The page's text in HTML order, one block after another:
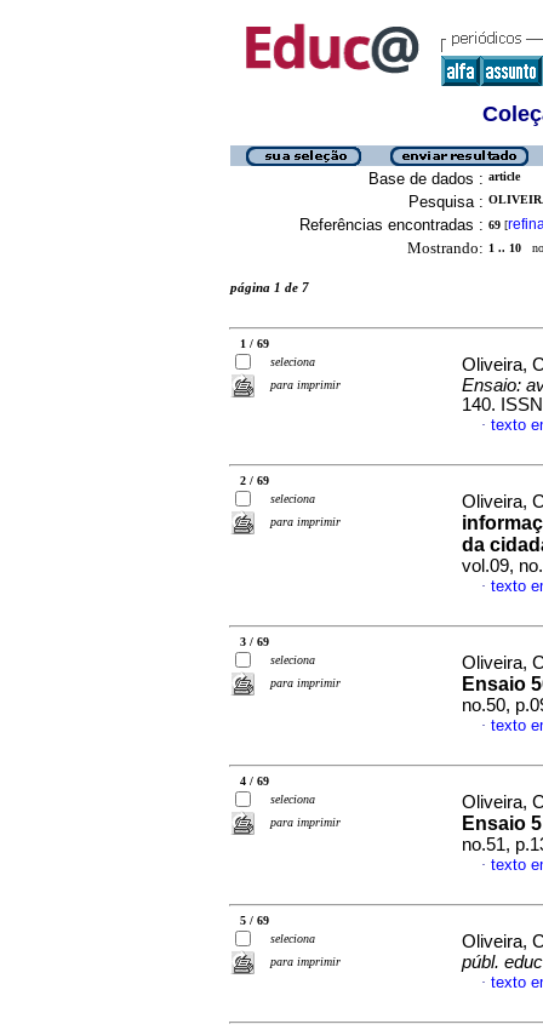
Base de dados : article
Pesquisa :
Referências encontradas : 69 [
Mostrando: 1 .. 10
página 1 de 7
1 / 69
seleciona
para imprimir
Oliveira,
Ensaio:
140.
· texto
2 / 69
seleciona
para imprimir
Oliveira,
da
vol.09,
· texto
3 / 69
seleciona
para imprimir
Oliveira,
Ensaio
no.50,
· texto
4 / 69
seleciona
para imprimir
Oliveira,
Ensaio
no.51,
· texto
5 / 69
seleciona
para imprimir
Oliveira,
públ.
· texto